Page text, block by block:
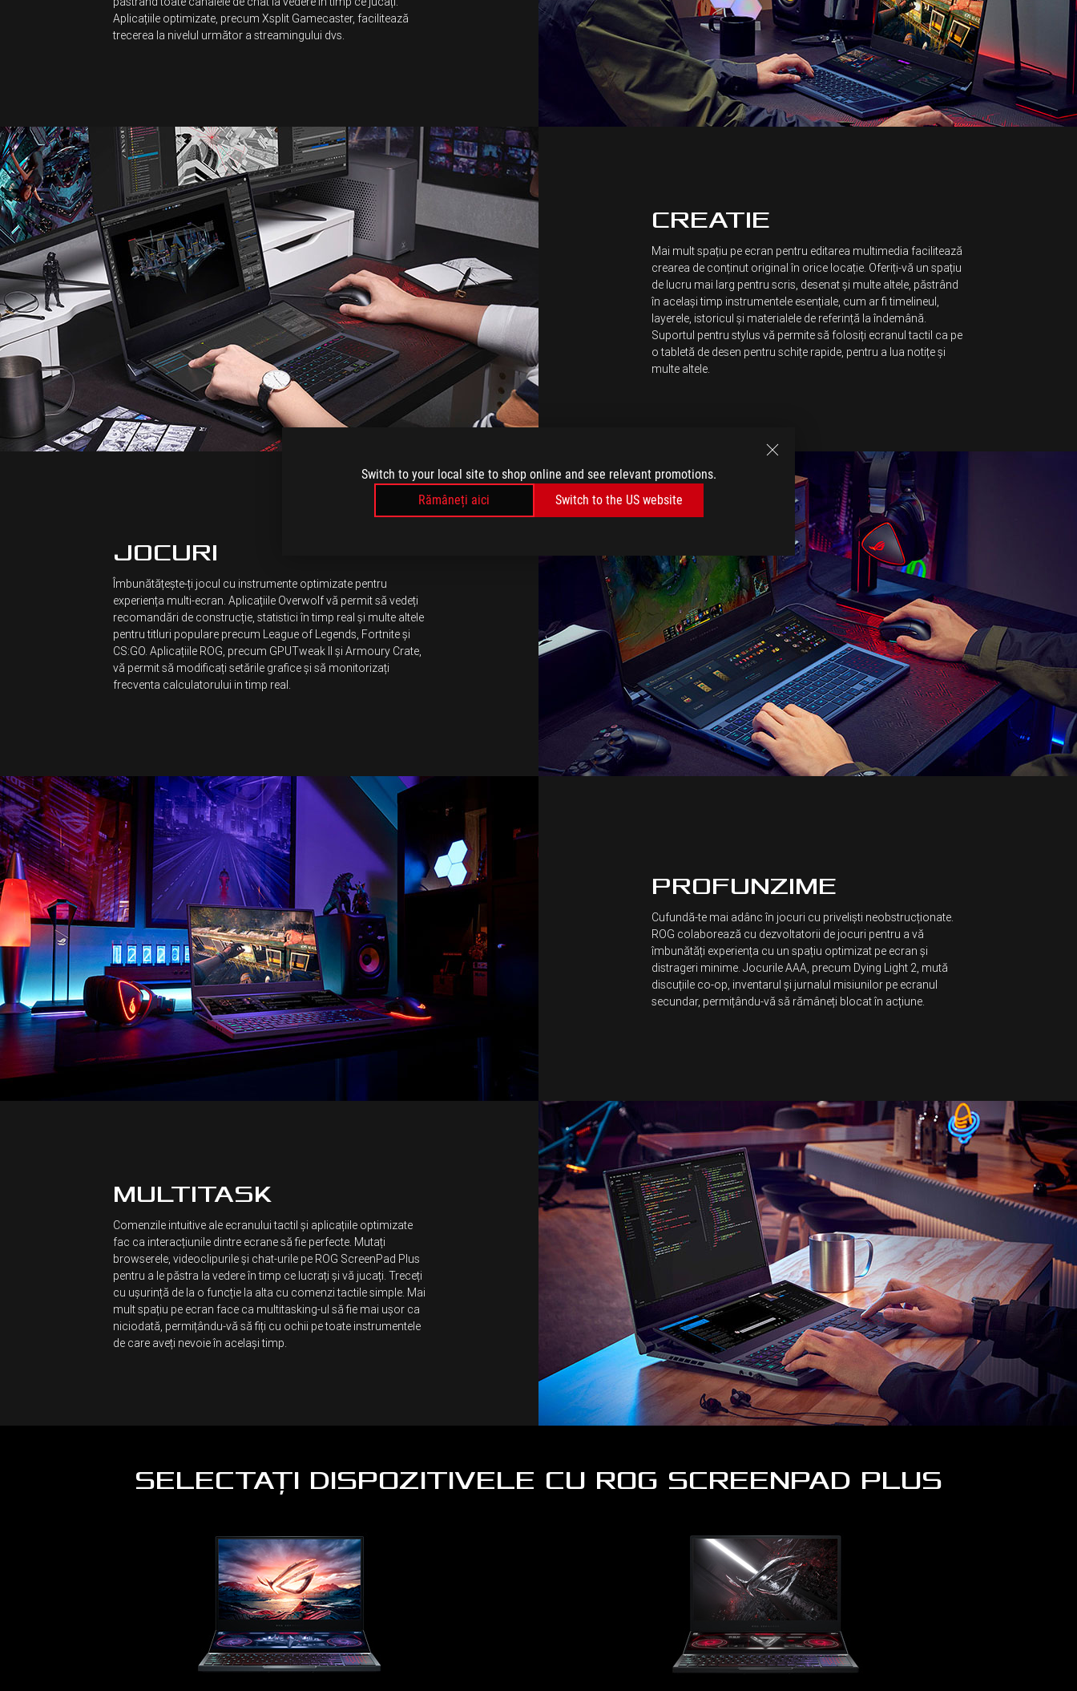
Switch to your local site to shop online and see relevant promotions.
Rămâneți aici
Switch to the US website
Aplicațiile optimizate, precum Xsplit Gamecaster, facilitează
trecerea la nivelul următor a streamingului dvs.
CREATIE
Mai mult spațiu pe ecran pentru editarea multimedia facilitează
crearea de conținut original în orice locație. Oferiți-vă un spațiu
de lucru mai larg pentru scris, desenat și multe altele, păstrând
în același timp instrumentele esențiale, cum ar fi timelineul,
layerele, istoricul și materialele de referință la îndemână.
Suportul pentru stylus vă permite să folosiți ecranul tactil ca pe
o tabletă de desen pentru schițe rapide, pentru a lua notițe și
multe altele.
JOCURI
Îmbunătățește-ți jocul cu instrumente optimizate pentru
experiența multi-ecran. Aplicațiile Overwolf vă permit să vedeți
recomandări de construcție, statistici în timp real și multe altele
pentru titluri populare precum League of Legends, Fortnite și
CS:GO. Aplicațiile ROG, precum GPUTweak II și Armoury Crate,
vă permit să modificați setările grafice și să monitorizați
frecventa calculatorului in timp real.
PROFUNZIME
Cufundă-te mai adânc în jocuri cu priveliști neobstrucționate.
ROG colaborează cu dezvoltatorii de jocuri pentru a vă
îmbunătăți experiența cu un spațiu optimizat pe ecran și
distrageri minime. Jocurile AAA, precum Dying Light 2, mută
discuțiile co-op, inventarul și jurnalul misiunilor pe ecranul
secundar, permițându-vă să rămâneți blocat în acțiune.
MULTITASK
Comenzile intuitive ale ecranului tactil și aplicațiile optimizate
fac ca interacțiunile dintre ecrane să fie perfecte. Mutați
browserele, videoclipurile și chat-urile pe ROG ScreenPad Plus
pentru a le păstra la vedere în timp ce lucrați și vă jucați. Treceți
cu ușurință de la o funcție la alta cu comenzi tactile simple. Mai
mult spațiu pe ecran face ca multitasking-ul să fie mai ușor ca
niciodată, permițându-vă să fiți cu ochii pe toate instrumentele
de care aveți nevoie în același timp.
SELECTAȚI DISPOZITIVELE CU ROG SCREENPAD PLUS